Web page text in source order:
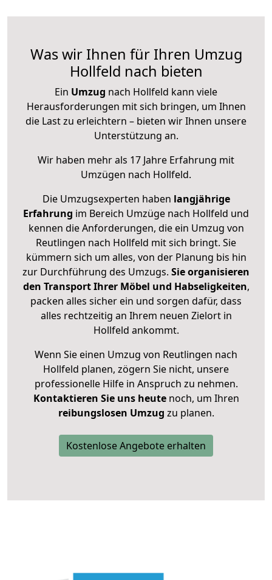
Was wir Ihnen für Ihren Umzug
Hollfeld nach bieten
Ein Umzug nach Hollfeld kann viele
Herausforderungen mit sich bringen, um Ihnen
die Last zu erleichtern – bieten wir Ihnen unsere
Unterstützung an.
Wir haben mehr als 17 Jahre Erfahrung mit
Umzügen nach Hollfeld.
Die Umzugsexperten haben langjährige
Erfahrung im Bereich Umzüge nach Hollfeld und
kennen die Anforderungen, die ein Umzug von
Reutlingen nach Hollfeld mit sich bringt. Sie
kümmern sich um alles, von der Planung bis hin
zur Durchführung des Umzugs. Sie organisieren
den Transport Ihrer Möbel und Habseligkeiten,
packen alles sicher ein und sorgen dafür, dass
alles rechtzeitig an Ihrem neuen Zielort in
Hollfeld ankommt.
Wenn Sie einen Umzug von Reutlingen nach
Hollfeld planen, zögern Sie nicht, unsere
professionelle Hilfe in Anspruch zu nehmen.
Kontaktieren Sie uns heutenoch, um Ihren
reibungslosen Umzug zu planen.
Kostenlose Angebote erhalten